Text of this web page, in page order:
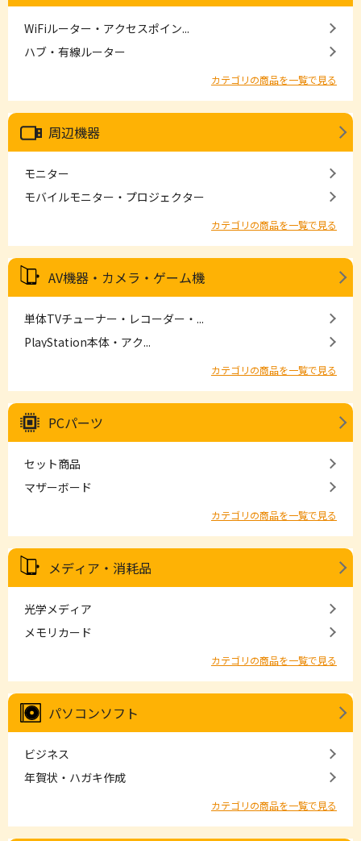
WiFiルーター・アクセスポイン...
ハブ・有線ルーター
カテゴリの商品を一覧で見る
周辺機器
モニター
モバイルモニター・プロジェクター
カテゴリの商品を一覧で見る
AV機器・カメラ・ゲーム機
単体TVチューナー・レコーダー・...
PlayStation本体・アク...
カテゴリの商品を一覧で見る
PCパーツ
セット商品
マザーボード
カテゴリの商品を一覧で見る
メディア・消耗品
光学メディア
メモリカード
カテゴリの商品を一覧で見る
パソコンソフト
ビジネス
年賀状・ハガキ作成
カテゴリの商品を一覧で見る